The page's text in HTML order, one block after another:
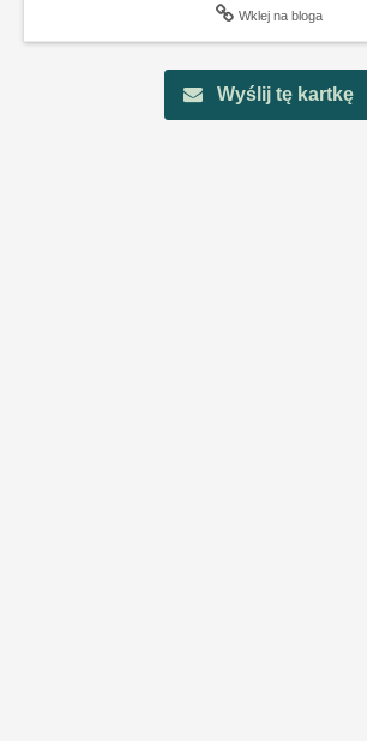
Wklej na bloga
Wyślij tę kartkę